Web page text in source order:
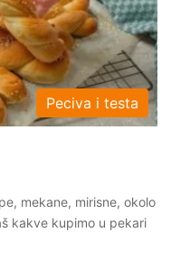
Peciva i testa
mekane, mirisne, okolo
kakve kupimo u pekari